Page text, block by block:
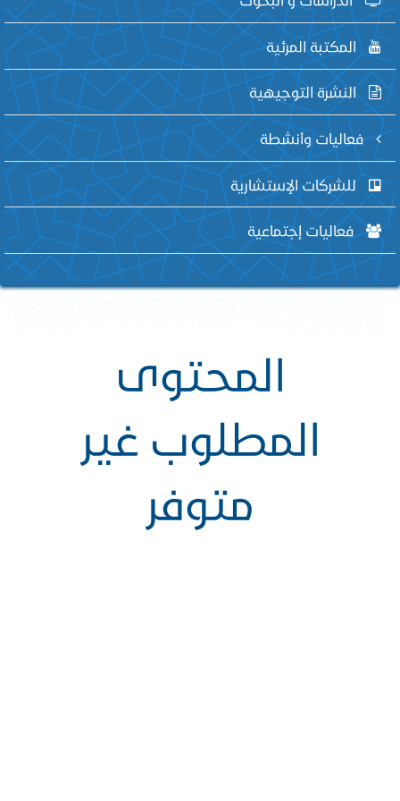
المكتبة المرئية
النشرة التوجيهية
فعاليات وأنشطة
للشركات الإستشارية
فعاليات إجتماعية
المحتوى
المطلوب غير
متوفر